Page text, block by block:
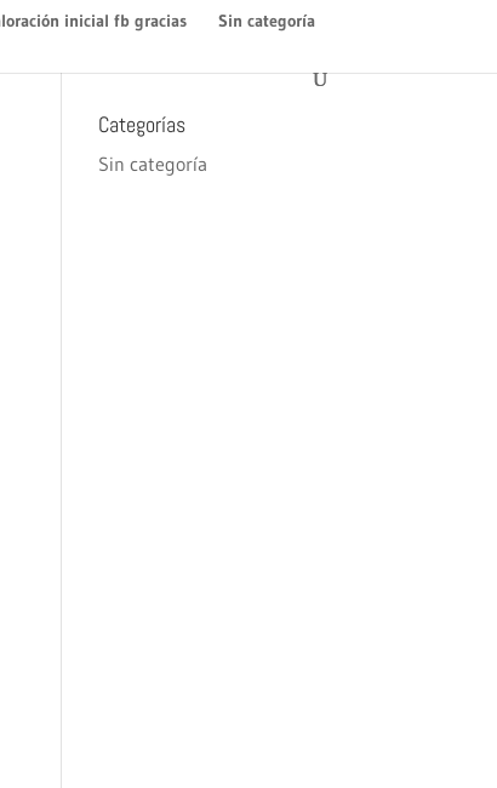
inicial fb gracias Sin categoría
Archivos
Categorías
Sin categoría